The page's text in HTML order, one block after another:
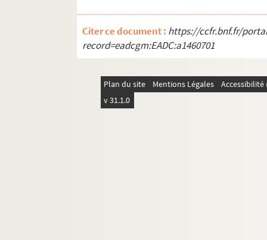
Citer ce document : https://ccfr.bnf.fr/
record=eadcgm:EADC:a1460701
Plan du site Mentions Légales
v 31.1.0